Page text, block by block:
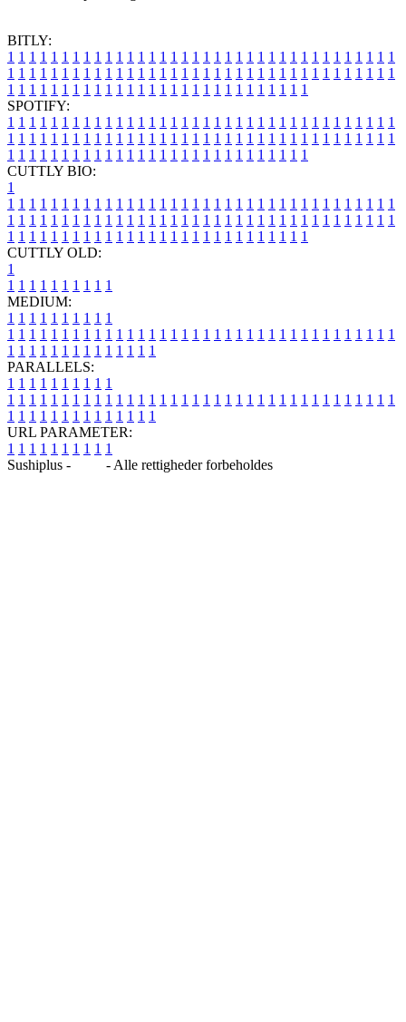
BITLY:
1 1 1 1 1 1 1 1 1 1 1 1 1 1 1 1 1 1 1 1 1 1 1 1 1 1 1 1 1 1 1 1 1 1 1 1
1 1 1 1 1 1 1 1 1 1 1 1 1 1 1 1 1 1 1 1 1 1 1 1 1 1 1 1 1 1 1 1 1 1 1 1
1 1 1 1 1 1 1 1 1 1 1 1 1 1 1 1 1 1 1 1 1 1 1 1 1 1 1 1
SPOTIFY:
1 1 1 1 1 1 1 1 1 1 1 1 1 1 1 1 1 1 1 1 1 1 1 1 1 1 1 1 1 1 1 1 1 1 1 1
1 1 1 1 1 1 1 1 1 1 1 1 1 1 1 1 1 1 1 1 1 1 1 1 1 1 1 1 1 1 1 1 1 1 1 1
1 1 1 1 1 1 1 1 1 1 1 1 1 1 1 1 1 1 1 1 1 1 1 1 1 1 1 1
CUTTLY BIO:
1
1 1 1 1 1 1 1 1 1 1 1 1 1 1 1 1 1 1 1 1 1 1 1 1 1 1 1 1 1 1 1 1 1 1 1 1
1 1 1 1 1 1 1 1 1 1 1 1 1 1 1 1 1 1 1 1 1 1 1 1 1 1 1 1 1 1 1 1 1 1 1 1
1 1 1 1 1 1 1 1 1 1 1 1 1 1 1 1 1 1 1 1 1 1 1 1 1 1 1 1
CUTTLY OLD:
1
1 1 1 1 1 1 1 1 1 1
MEDIUM:
1 1 1 1 1 1 1 1 1 1
1 1 1 1 1 1 1 1 1 1 1 1 1 1 1 1 1 1 1 1 1 1 1 1 1 1 1 1 1 1 1 1 1 1 1 1
1 1 1 1 1 1 1 1 1 1 1 1 1 1
PARALLELS:
1 1 1 1 1 1 1 1 1 1
1 1 1 1 1 1 1 1 1 1 1 1 1 1 1 1 1 1 1 1 1 1 1 1 1 1 1 1 1 1 1 1 1 1 1 1
1 1 1 1 1 1 1 1 1 1 1 1 1 1
URL PARAMETER:
1 1 1 1 1 1 1 1 1 1
Sushiplus -
- Alle rettigheder forbeholdes